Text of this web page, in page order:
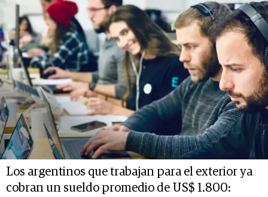
Los argentinos que trabajan para el exterior ya
cobran un sueldo promedio de US$ 1.800: